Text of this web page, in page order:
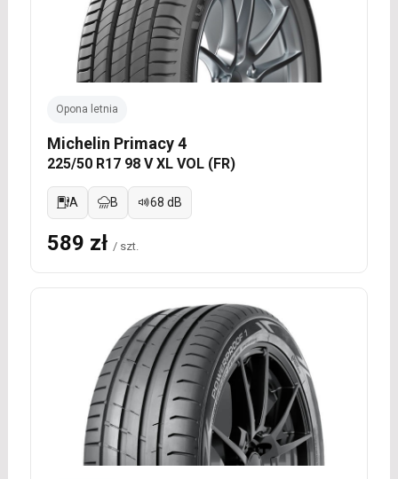
Opona letnia
Michelin Primacy 4
225/50 R17 98 V XL VOL (FR)
A B 68 dB
589 zł / szt.